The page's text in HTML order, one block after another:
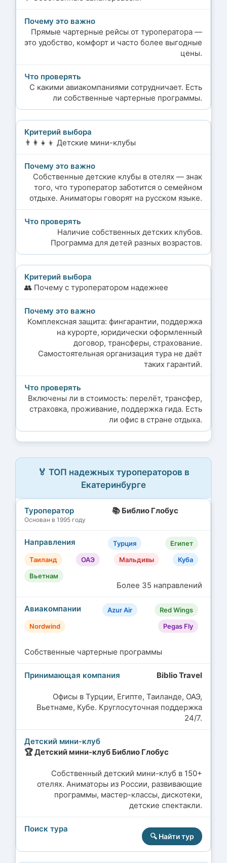
Прямые чартерные рейсы от туроператора —
это удобство, комфорт и часто более выгодные
цены.
С какими авиакомпаниями сотрудничает. Есть
ли собственные чартерные программы.
👨‍👩‍👧‍👦 Детские мини-клубы
Собственные детские клубы в отелях — знак
того, что туроператор заботится о семейном
отдыхе. Аниматоры говорят на русском языке.
Наличие собственных детских клубов.
Программа для детей разных возрастов.
👥 Почему с туроператором надежнее
Комплексная защита: фингарантии, поддержка
на курорте, юридически оформленный
договор, трансферы, страхование.
Самостоятельная организация тура не даёт
таких гарантий.
Включены ли в стоимость: перелёт, трансфер,
страховка, проживание, поддержка гида. Есть
ли офис в стране отдыха.
🏅 ТОП надежных туроператоров в
Екатеринбурге
📚 Библио Глобус
Основан в 1995 году
Турция
Египет
Таиланд
ОАЭ Мальдивы
Куба
Вьетнам
Более 35 направлений
Azur Air
Red Wings
Nordwind
Pegas Fly
Собственные чартерные программы
Biblio Travel
Офисы в Турции, Египте, Таиланде, ОАЭ,
Вьетнаме, Кубе. Круглосуточная поддержка
24/7.
🏆 Детский мини-клуб Библио Глобус
Собственный детский мини-клуб в 150+
отелях. Аниматоры из России, развивающие
программы, мастер-классы, дискотеки,
детские спектакли.
🔍 Найти тур